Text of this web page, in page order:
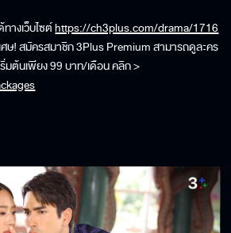
ทางเว็บไซต์https://ch3plus.com/drama/1716
ษ! สมัครสมาชิก 3Plus Premium สามารถดูละคร
มต้นเพียง 99 บาท/เดือน คลิก >